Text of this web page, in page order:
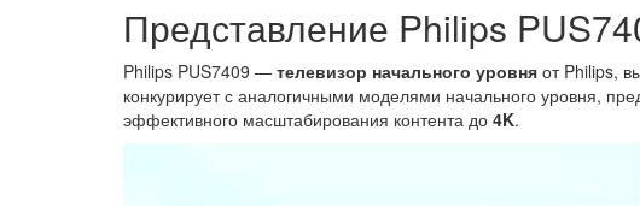
Представление Philips
Philips PUS7409 — телевизор начального уровня от Philips,
конкурирует с аналогичными моделями начального уровня,
эффективного масштабирования контента до 4K.